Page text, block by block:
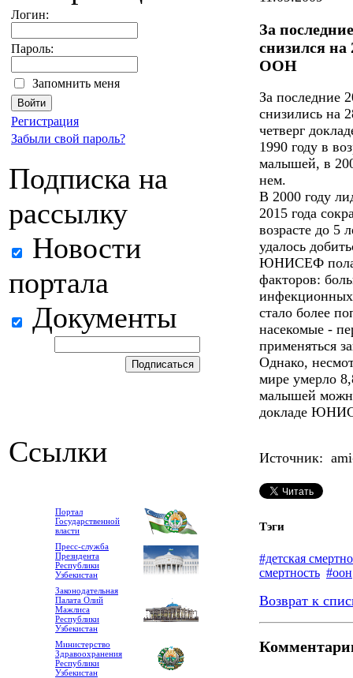
Логин:
Пароль:
Запомнить меня
Регистрация
Забыли свой пароль?
Подписка на
рассылку
Новости
портала
Документы
Ссылки
Портал
Государственной
власти
Пресс-служба
Президента
Республики
Узбекистан
Законодательная
Палата Олий
Мажлиса
Республики
Узбекистан
Министерство
Здравоохранения
Республики
Узбекистан
За
снизился
ООН
За последние
снизились на
четверг
1990 году в
малышей, в
нем.
В 2000 году
2015 года
возрасте до 5
удалось
ЮНИСЕФ
факторов:
инфекционных
стало более
насекомые -
применяться
Однако,
мире умерло
малышей
докладе
Источник:
Тэги
#детская
смертность #оон
Возврат к